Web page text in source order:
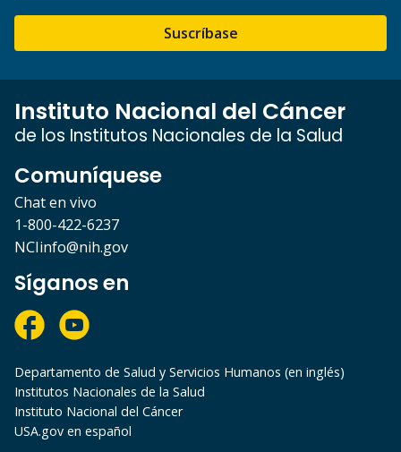
Suscríbase
Instituto Nacional del Cáncer
de los Institutos Nacionales de la Salud
Comuníquese
Chat en vivo
1-800-422-6237
NCIinfo@nih.gov
Síganos en
Departamento de Salud y Servicios Humanos (en inglés)
Institutos Nacionales de la Salud
Instituto Nacional del Cáncer
USA.gov en español